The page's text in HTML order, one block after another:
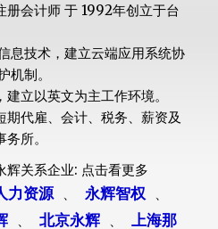
册会计师 于 1992年创立于台
息技术，建立云端应用系统协
机制。
立以英文为主工作环境。
代雇、会计、税务、薪资及
所。
辉关系企业: 点击看更多
力资源 永辉智权
北京永辉
上海那